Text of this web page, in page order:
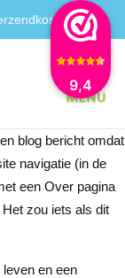
9,4
€50
blog bericht omdat
navigatie (in de
een Over pagina
zou iets als dit
en een